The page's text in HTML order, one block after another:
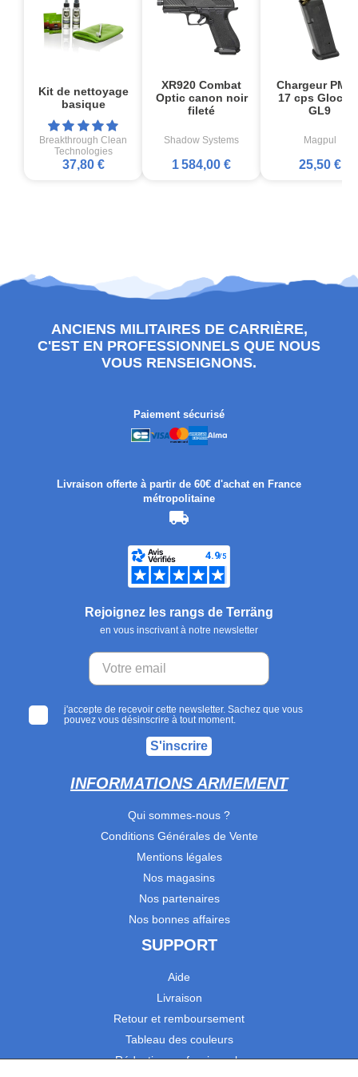
Kit de nettoyage
basique
Breakthrough Clean
Technologies
37,80 €
XR920 Combat
Optic canon noir
fileté
Shadow Systems
1 584,00 €
Chargeur
17 cps
GL9
Magpul
25,50 €
ANCIENS MILITAIRES DE CARRIÈRE,
C'EST EN PROFESSIONNELS QUE NOUS
VOUS RENSEIGNONS.
Paiement sécurisé
Livraison offerte à partir de 60€ d'achat en France
métropolitaine
Rejoignez les rangs de Terräng
en vous inscrivant à notre newsletter
j'accepte de recevoir cette newsletter. Sachez que vous
pouvez vous désinscrire à tout moment.
S'inscrire
INFORMATIONS ARMEMENT
Qui sommes-nous ?
Conditions Générales de Vente
Mentions légales
Nos magasins
Nos partenaires
Nos bonnes affaires
SUPPORT
Aide
Livraison
Retour et remboursement
Tableau des couleurs
Réduction professionnels